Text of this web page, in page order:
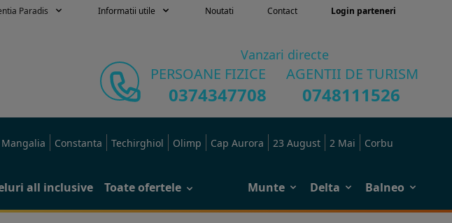
Paradis Informatii utile Noutati Contact Login parteneri
Vanzari directe
PERSOANE FIZICE AGENTII DE TURISM
0374347708 0748111526
Mangalia Constanta Techirghiol Olimp Cap Aurora 23 August 2 Mai
Corbu
all inclusive Toate ofertele Munte Delta Balneo